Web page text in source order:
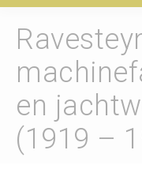
en
(1919 –